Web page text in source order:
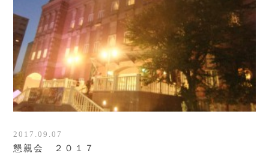
2017.09.07
懇親会 ２０１７